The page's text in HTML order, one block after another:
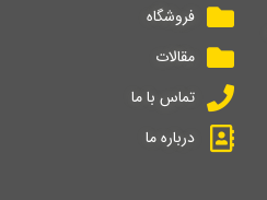
فروشگاه
مقالات
تماس با ما
درباره ما